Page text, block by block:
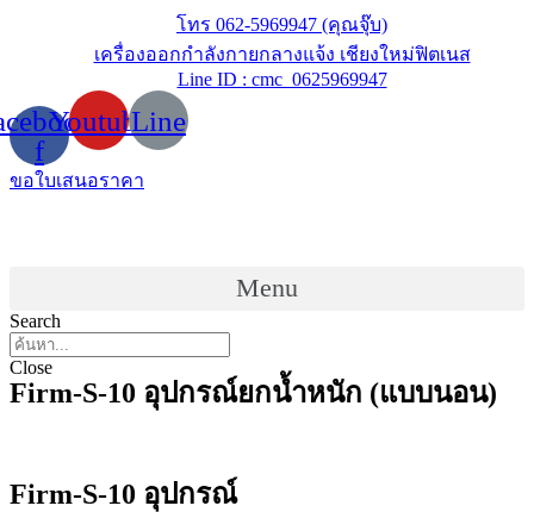
โทร 062-5969947 (คุณจุ๊บ)
เครื่องออกกำลังกายกลางแจ้ง เชียงใหม่ฟิตเนส
Line ID : cmc_0625969947
f
YoutubeLine
ขอใบเสนอราคา
Menu
Search
Close
Firm-S-10 อุปกรณ์ยกน้ำหนัก (แบบนอน)
Firm-S-10 อุปกรณ์